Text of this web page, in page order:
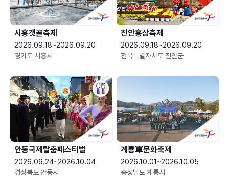
시흥갯골축제
2026.09.18~2026.09.20
경기도 시흥시
진안홍삼축제
2026.09.18~2026.09.20
전북특별자치도 진안군
안동국제탈춤페스티벌
2026.09.24~2026.10.04
경상북도 안동시
2026.10.01~2026.10.05
충청남도 계룡시